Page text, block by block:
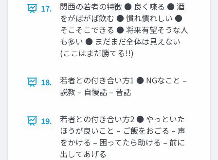
17.
関西の若者の特徴 ● 良く喋る ● 酒
をがばがば飲む ● 慣れ慣れしい ●
そこそこできる ● 将来有望そうな人
も多い ● まだまだ全体は見えない
(ここはまだ勝てる!!)
18.
若者との付き合い方1 ● NGなこと –
説教 – 自慢話 – 昔話
19.
若者との付き合い方2 ● やっといた
ほうが良いこと – ご飯をおごる – 声
をかける – 困ってたら助ける – 前に
出してあげる